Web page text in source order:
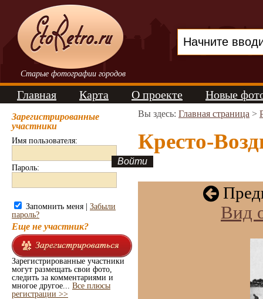
Старые фотографии городов
Главная Карта О проекте Новые
Зарегистрированные
участники
Имя пользователя:
Пароль:
Запомнить меня | Забыли
пароль?
Еще не участник?
Зарегистрированные участники
могут размещать свои фото,
следить за комментариями и
многое другое... Все плюсы
регистрации >>
Вы здесь: Главная страница >
Кресто-
Вид